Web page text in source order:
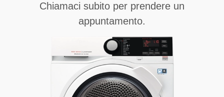
Chiamaci subito per prendere un
appuntamento.